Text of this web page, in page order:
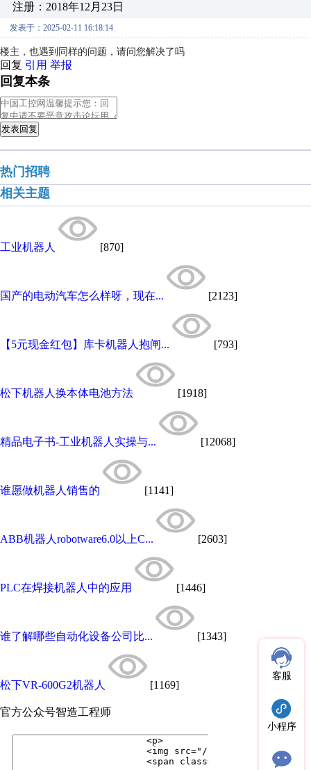
注册：2018年12月23日
发表于：2025-02-11 16:18:14
楼主，也遇到同样的问题，请问您解决了吗
回复 引用 举报
回复本条
发表回复
热门招聘
相关主题
工业机器人 [870]
国产的电动汽车怎么样呀，现在... [2123]
【5元现金红包】库卡机器人抱闸... [793]
松下机器人换本体电池方法 [1918]
精品电子书-工业机器人实操与... [12068]
谁愿做机器人销售的 [1141]
ABB机器人robotware6.0以上C... [2603]
PLC在焊接机器人中的应用 [1446]
谁了解哪些自动化设备公司比... [1343]
松下VR-600G2机器人 [1169]
官方公众号智造工程师
客服
小程序